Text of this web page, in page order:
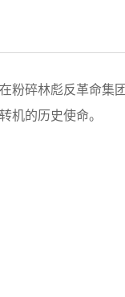
粉碎林彪反革命集
机的历史使命。